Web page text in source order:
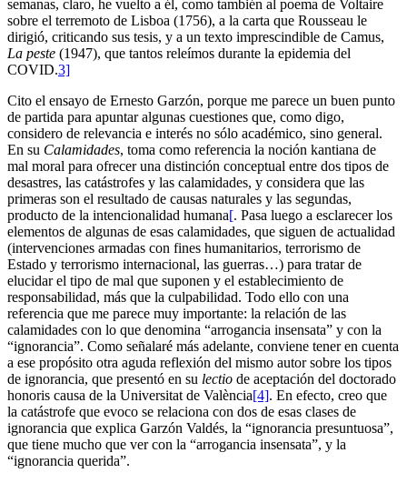
semanas, claro, he vuelto a él, como también al poema de Voltaire
sobre el terremoto de Lisboa (1756), a la carta que Rousseau le
dirigió, criticando sus tesis, y a un texto imprescindible de Camus,
La peste (1947), que tantos releímos durante la epidemia del
COVID.3]
Cito el ensayo de Ernesto Garzón, porque me parece un buen punto
de partida para apuntar algunas cuestiones que, como digo,
considero de relevancia e interés no sólo académico, sino general.
En su Calamidades, toma como referencia la noción kantiana de
mal moral para ofrecer una distinción conceptual entre dos tipos de
desastres, las catástrofes y las calamidades, y considera que las
primeras son el resultado de causas naturales y las segundas,
producto de la intencionalidad humana[. Pasa luego a esclarecer los
elementos de algunas de esas calamidades, que siguen de actualidad
(intervenciones armadas con fines humanitarios, terrorismo de
Estado y terrorismo internacional, las guerras…) para tratar de
elucidar el tipo de mal que suponen y el establecimiento de
responsabilidad, más que la culpabilidad. Todo ello con una
referencia que me parece muy importante: la relación de las
calamidades con lo que denomina “arrogancia insensata” y con la
“ignorancia”. Como señalaré más adelante, conviene tener en cuenta
a ese propósito otra aguda reflexión del mismo autor sobre los tipos
de ignorancia, que presentó en su lectio de aceptación del doctorado
honoris causa de la Universitat de València[4]. En efecto, creo que
la catástrofe que evoco se relaciona con dos de esas clases de
ignorancia que explica Garzón Valdés, la “ignorancia presuntuosa”,
que tiene mucho que ver con la “arrogancia insensata”, y la
“ignorancia querida”.